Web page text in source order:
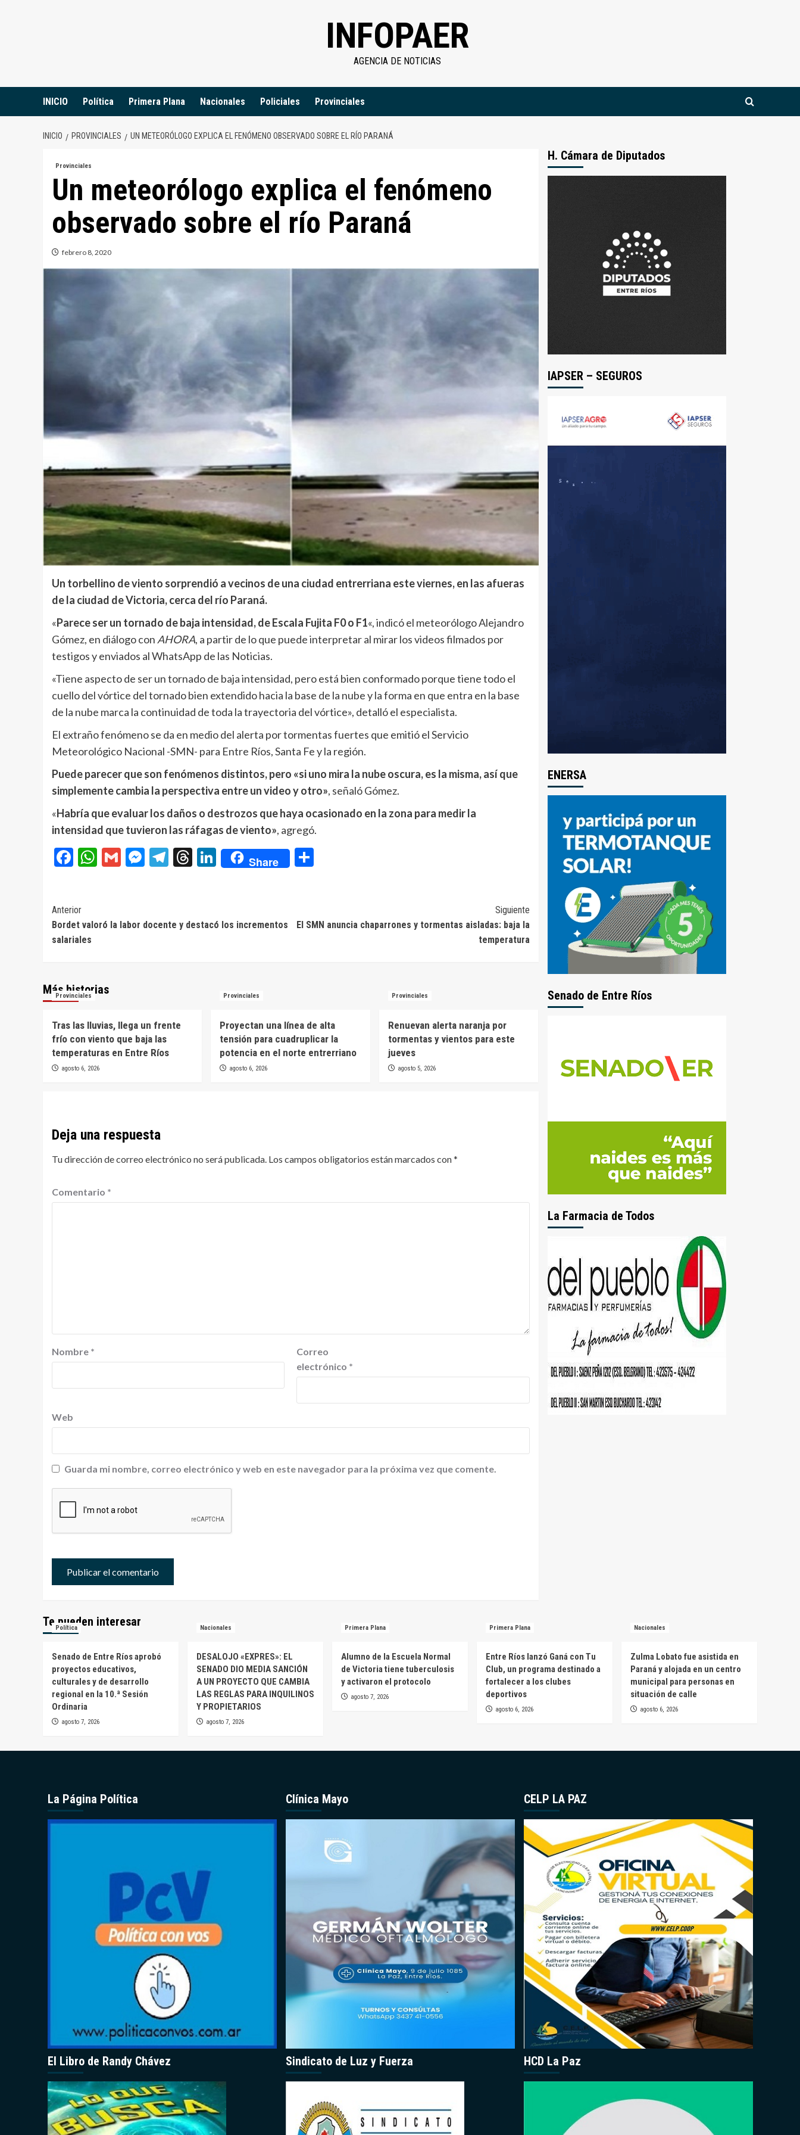
INFOPAER
AGENCIA DE NOTICIAS
INICIO Política Primera Plana Nacionales Policiales Provinciales
INICIO PROVINCIALES UN METEORÓLOGO EXPLICA EL FENÓMENO OBSERVADO SOBRE EL RÍO PARANÁ
Provinciales
Un meteorólogo explica el fenómeno
observado sobre el río Paraná
febrero 8, 2020
Un torbellino de viento sorprendió a vecinos de una ciudad entrerriana este viernes, en las afueras
de la ciudad de Victoria, cerca del río Paraná.
«Parece ser un tornado de baja intensidad, de Escala Fujita F0 o F1«, indicó el meteorólogo Alejandro
Gómez, en diálogo con AHORA, a partir de lo que puede interpretar al mirar los videos filmados por
testigos y enviados al WhatsApp de las Noticias.
«Tiene aspecto de ser un tornado de baja intensidad, pero está bien conformado porque tiene todo el
cuello del vórtice del tornado bien extendido hacia la base de la nube y la forma en que entra en la base
de la nube marca la continuidad de toda la trayectoria del vórtice», detalló el especialista.
El extraño fenómeno se da en medio del alerta por tormentas fuertes que emitió el Servicio
Meteorológico Nacional -SMN- para Entre Ríos, Santa Fe y la región.
Puede parecer que son fenómenos distintos, pero «si uno mira la nube oscura, es la misma, así que
simplemente cambia la perspectiva entre un video y otro», señaló Gómez.
«Habría que evaluar los daños o destrozos que haya ocasionado en la zona para medir la
intensidad que tuvieron las ráfagas de viento», agregó.
Facebook
WhatsApp
GmailMessenger
Telegram
Threads
LinkedIn
Share
Navegación
de
Anterior
Bordet valoró la labor docente y destacó los incrementos
salariales
Siguiente
El SMN anuncia chaparrones y tormentas aisladas: baja la
temperatura
Más historias
Provinciales
Tras las lluvias, llega un frente
frío con viento que baja las
temperaturas en Entre Ríos
agosto 6, 2026
Provinciales
Proyectan una línea de alta
tensión para cuadruplicar la
potencia en el norte entrerriano
agosto 6, 2026
Provinciales
Renuevan alerta naranja por
tormentas y vientos para este
jueves
agosto 5, 2026
Deja una respuesta
Tu dirección de correo electrónico no será publicada. Los campos obligatorios están marcados con*
Comentario *
Nombre *
Correo
electrónico *
Web
Guarda mi nombre, correo electrónico y web en este navegador para la próxima vez que comente.
H. Cámara de Diputados
IAPSER – SEGUROS
ENERSA
Senado de Entre Ríos
La Farmacia de Todos
Te pueden interesar
Política
Senado de Entre Ríos aprobó
proyectos educativos,
culturales y de desarrollo
regional en la 10.ª Sesión
Ordinaria
agosto 7, 2026
Nacionales
DESALOJO «EXPRES»: EL
SENADO DIO MEDIA SANCIÓN
A UN PROYECTO QUE CAMBIA
LAS REGLAS PARA INQUILINOS
Y PROPIETARIOS
agosto 7, 2026
Primera Plana
Alumno de la Escuela Normal
de Victoria tiene tuberculosis
y activaron el protocolo
agosto 7, 2026
Primera Plana
Entre Ríos lanzó Ganá con Tu
Club, un programa destinado a
fortalecer a los clubes
deportivos
agosto 6, 2026
Nacionales
Zulma Lobato fue asistida en
Paraná y alojada en un centro
municipal para personas en
situación de calle
agosto 6, 2026
La Página Política
El Libro de Randy Chávez
Clínica Mayo
Sindicato de Luz y Fuerza
CELP LA PAZ
HCD La Paz